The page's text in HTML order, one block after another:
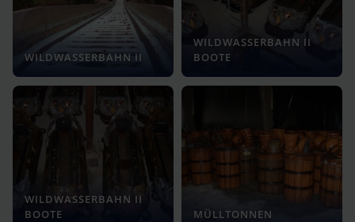
WILDWASSERBAHN II
WILDWASSERBAHN II
BOOTE
WILDWASSERBAHN II
BOOTE
MÜLLTONNEN